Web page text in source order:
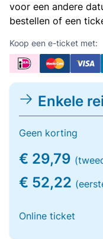
voor een andere
bestellen of een
Koop een e-ticket met:
Enkele
Geen korting
€ 29,79
€ 52,22
Online ticket